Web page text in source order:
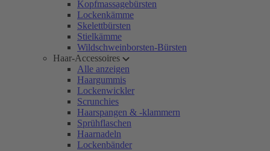
Kopfmassagebürsten
Lockenkämme
Skelettbürsten
Stielkämme
Wildschweinborsten-Bürsten
Haar-Accessoires
Alle anzeigen
Haargummis
Lockenwickler
Scrunchies
Haarspangen & -klammern
Sprühflaschen
Haarnadeln
Lockenbänder